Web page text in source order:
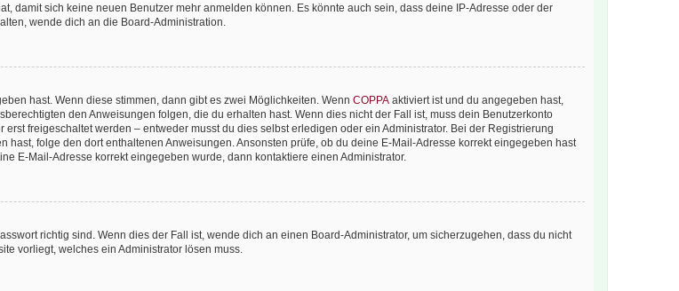
damit sich keine neuen Benutzer mehr anmelden können. Es könnte auch sein, dass deine IP-Adresse oder der
wende dich an die Board-Administration.
hast. Wenn diese stimmen, dann gibt es zwei Möglichkeiten. Wenn COPPA aktiviert ist und du angegeben hast,
den Anweisungen folgen, die du erhalten hast. Wenn dies nicht der Fall ist, muss dein Benutzerkonto
freigeschaltet werden – entweder musst du dies selbst erledigen oder ein Administrator. Bei der Registrierung
folge den dort enthaltenen Anweisungen. Ansonsten prüfe, ob du deine E-Mail-Adresse korrekt eingegeben hast
E-Mail-Adresse korrekt eingegeben wurde, dann kontaktiere einen Administrator.
richtig sind. Wenn dies der Fall ist, wende dich an einen Board-Administrator, um sicherzugehen, dass du nicht
vorliegt, welches ein Administrator lösen muss.